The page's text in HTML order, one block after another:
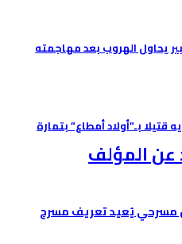
يحاول الهروب بعد مهاجمته
بـ”أولاد أمطاع” بتمارة
عن المؤلف
مسرحي يُعيد تعريف مسرح